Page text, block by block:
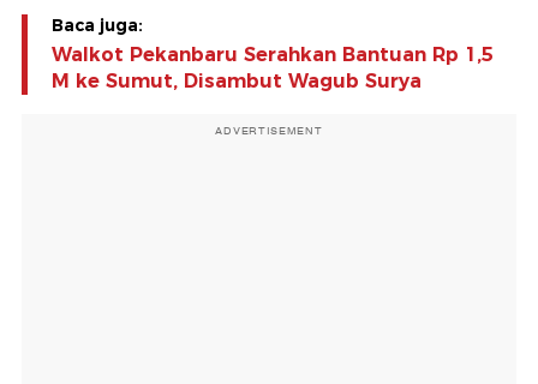
Baca juga:
Walkot Pekanbaru Serahkan Bantuan Rp 1,5
M ke Sumut, Disambut Wagub Surya
ADVERTISEMENT